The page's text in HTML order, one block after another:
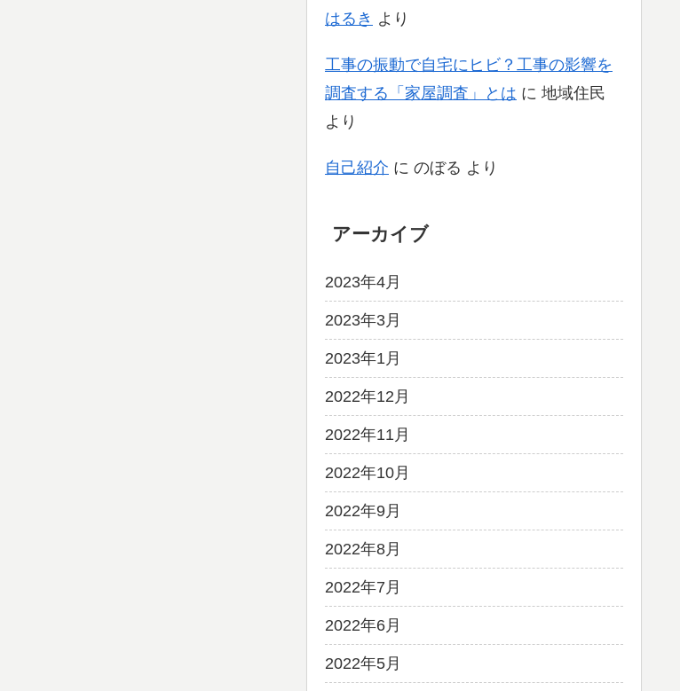
はるき より
工事の振動で自宅にヒビ？工事の影響を
調査する「家屋調査」とは に 地域住民
より
自己紹介 に のぼる より
アーカイブ
2023年4月
2023年3月
2023年1月
2022年12月
2022年11月
2022年10月
2022年9月
2022年8月
2022年7月
2022年6月
2022年5月